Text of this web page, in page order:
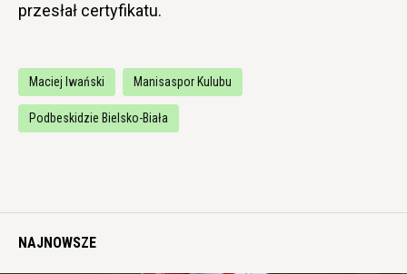
przesłał certyfikatu.
Maciej Iwański Manisaspor Kulubu
Podbeskidzie Bielsko-Biała
NAJNOWSZE